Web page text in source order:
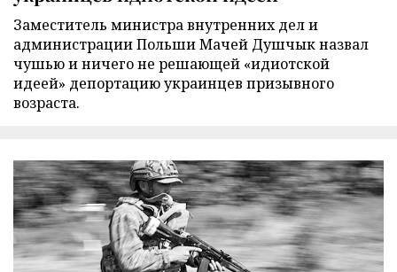
Заместитель министра внутренних дел и
администрации Польши Мачей Душчык назвал
чушью и ничего не решающей «идиотской
идеей» депортацию украинцев призывного
возраста.